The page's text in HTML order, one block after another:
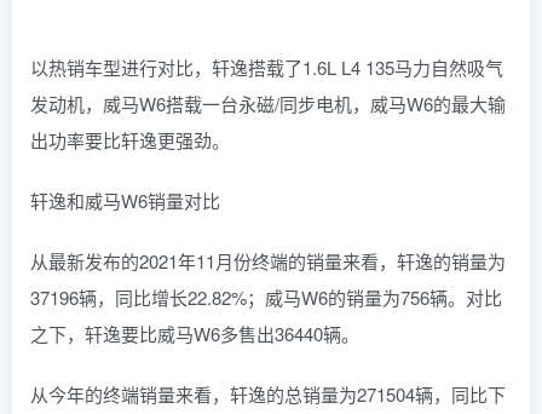
以热销车型进行对比，轩逸搭载了1.6L L4 135马力自然吸气
发动机，威马W6搭载一台永磁/同步电机，威马W6的最大输
出功率要比轩逸更强劲。
轩逸和威马W6销量对比
从最新发布的2021年11月份终端的销量来看，轩逸的销量为
37196辆，同比增长22.82%；威马W6的销量为756辆。对比
之下，轩逸要比威马W6多售出36440辆。
从今年的终端销量来看，轩逸的总销量为271504辆，同比下